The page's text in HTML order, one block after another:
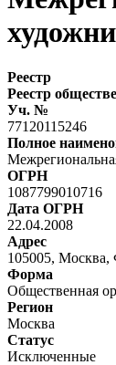
Реестр
Реестр
Уч. №
77120115246
Полное
ОГРН
1087799010716
Дата ОГРН
22.04.2008
Адрес
105005, Москва,
Форма
Общественная
Регион
Москва
Статус
Исключенные